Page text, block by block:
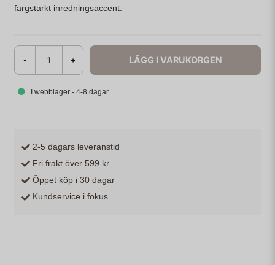
färgstarkt inredningsaccent.
- + LÄGG I VARUKORGEN
I webblager - 4-8 dagar
2-5 dagars leveranstid
Fri frakt över 599 kr
Öppet köp i 30 dagar
Kundservice i fokus